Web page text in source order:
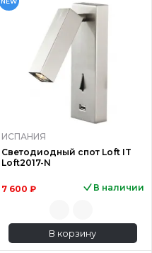
ИСПАНИЯ
Светодиодный спот Loft IT
Loft2017-N
7 600 ₽ В наличии
В корзину